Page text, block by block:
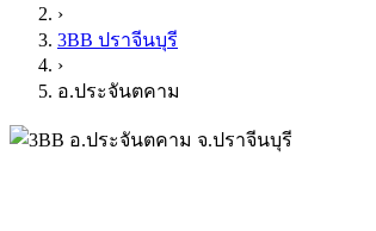
›
3BB ปราจีนบุรี
›
อ.ประจันตคาม